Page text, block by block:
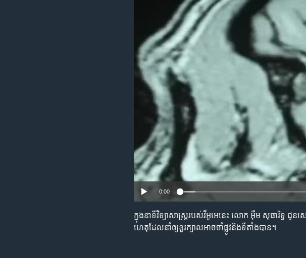
0:00
ក្នុង​នាទី​វិទ្យាសាស្ត្រ​របស់​វីអូអេ​នេះ លោក ​អ៊ឹម សុធារិទ្ធ ជូ
ហេតុ​ដែល​នាំ​ឲ្យ​ខួរក្បាល​អាច​ចាំ​ផ្លូវ​និង​ទី​តាំង​បាន។